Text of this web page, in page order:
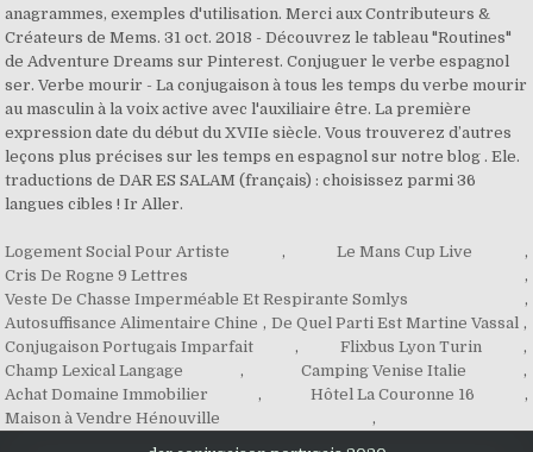
anagrammes, exemples d'utilisation. Merci aux Contributeurs &
Créateurs de Mems. 31 oct. 2018 - Découvrez le tableau "Routines"
de Adventure Dreams sur Pinterest. Conjuguer le verbe espagnol
ser. Verbe mourir - La conjugaison à tous les temps du verbe mourir
au masculin à la voix active avec l'auxiliaire être. La première
expression date du début du XVIIe siècle. Vous trouverez d’autres
leçons plus précises sur les temps en espagnol sur notre blog . Ele.
traductions de DAR ES SALAM (français) : choisissez parmi 36
langues cibles ! Ir Aller.
Logement Social Pour Artiste , Le Mans Cup Live
,
Cris De Rogne 9 Lettres
,
Veste De Chasse Imperméable Et Respirante Somlys
,
Autosuffisance Alimentaire Chine , De Quel Parti Est Martine Vassal ,
Conjugaison Portugais Imparfait
, Flixbus Lyon Turin
,
Champ Lexical Langage
, Camping Venise Italie
,
Achat Domaine Immobilier
, Hôtel La Couronne 16
,
Maison à Vendre Hénouville
,